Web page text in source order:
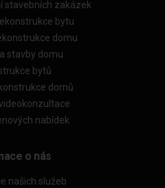
stavebních zakázek
bytu
domu
stavby domu
bytů
domů
nabídek
o nás
našich služeb